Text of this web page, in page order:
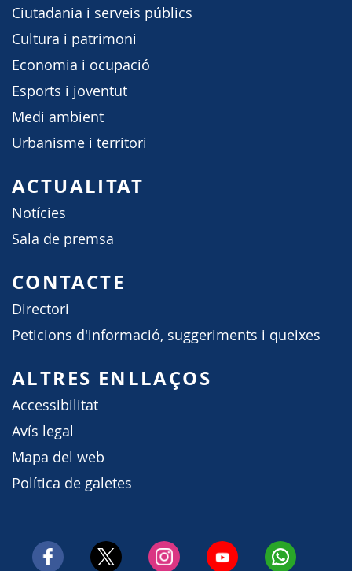
Ciutadania i serveis públics
Cultura i patrimoni
Economia i ocupació
Esports i joventut
Medi ambient
Urbanisme i territori
ACTUALITAT
Notícies
Sala de premsa
CONTACTE
Directori
Peticions d'informació, suggeriments i queixes
ALTRES ENLLAÇOS
Accessibilitat
Avís legal
Mapa del web
Política de galetes